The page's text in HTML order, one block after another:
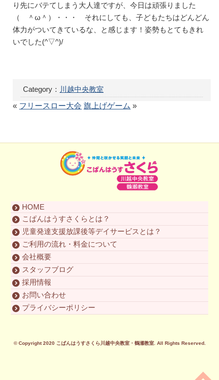
り先にバテてしまう大人達ですが、今日は頑張りました
（ ＾ω＾）・・・ それにしても、子どもたちはどんどん
体力がついてきているな、と感じます！姿勢もとてもきれ
いでした(^▽^)/
Category： 川越中央教室
« フリースロー大会 旗上げゲーム »
HOME
こぱんはうすさくらとは？
児童発達支援放課後等デイサービスとは？
ご利用の流れ・料金について
会社概要
スタッフブログ
採用情報
お問い合わせ
プライバシーポリシー
© Copyright 2020 こぱんはうすさくら川越中央教室・鶴瀬教室. All Rights Reserved.